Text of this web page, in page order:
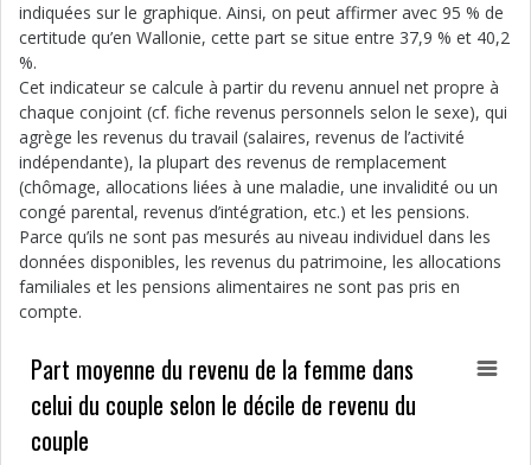
indiquées sur le graphique. Ainsi, on peut affirmer avec 95 % de
certitude qu’en Wallonie, cette part se situe entre 37,9 % et 40,2
%.
Cet indicateur se calcule à partir du revenu annuel net propre à
chaque conjoint (cf. fiche revenus personnels selon le sexe), qui
agrège les revenus du travail (salaires, revenus de l’activité
indépendante), la plupart des revenus de remplacement
(chômage, allocations liées à une maladie, une invalidité ou un
congé parental, revenus d’intégration, etc.) et les pensions.
Parce qu’ils ne sont pas mesurés au niveau individuel dans les
données disponibles, les revenus du patrimoine, les allocations
familiales et les pensions alimentaires ne sont pas pris en
compte.
Part moyenne du revenu de la femme dans
celui du couple selon le décile de revenu du
couple